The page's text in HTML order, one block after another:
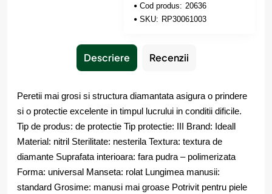
Cod produs: 20636
SKU: RP30061003
Descriere Recenzii
Peretii mai grosi si structura diamantata asigura o prindere
si o protectie excelente in timpul lucrului in conditii dificile.
Tip de produs: de protectie Tip protectie: III Brand: Ideall
Material: nitril Sterilitate: nesterila Textura: textura de
diamante Suprafata interioara: fara pudra – polimerizata
Forma: universal Manseta: rolat Lungimea manusii:
standard Grosime: manusi mai groase Potrivit pentru piele